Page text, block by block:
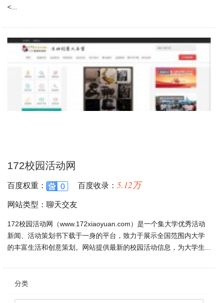
<...
172校园活动网
百度权重： 百度收录： 5.12万
网站类型：聊天交友
172校园活动网（www.172xiaoyuan.com）是一个集大学优秀活动
新闻、活动策划书下载于一身的平台，致力于展示全国范围内大学
的丰富生活和创意策划。网站提供最新的校园活动信息，为大学生...
分类